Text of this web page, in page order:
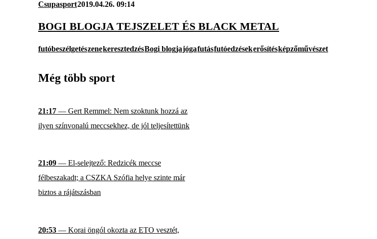
Csupasport2019.04.26. 09:14
BOGI BLOGJA TEJSZELET ÉS BLACK METAL
futóbeszélgetészenekeresztedzésBogi blogjajógafutásfutóedzésekerősítésképzőművészet
Még több sport
21:17 — Gert Remmel: Nem szoktunk hozzá az
ilyen színvonalú meccsekhez, de jól teljesítettünk
21:09 — El-selejtező: Redzicék meccse
félbeszakadt; a CSZKA Szófia helye szinte már
biztos a rájátszásban
20:53 — Korai öngól okozta az ETO vesztét,